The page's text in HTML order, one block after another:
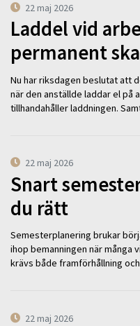
22 maj 2026
Laddel vid
permanent
Nu har riksdagen beslutat att
när den anställde laddar el
tillhandahåller laddningen.
22 maj 2026
Snart
du rätt
Semesterplanering brukar
ihop bemanningen när många
krävs både framförhållning
22 maj 2026